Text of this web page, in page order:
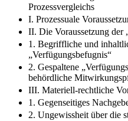
Prozessvergleichs
I. Prozessuale
II. Die Voraussetzung der
1. Begriffliche und
„Verfügungsbefugnis“
2. Gespaltene
behördliche
III. Materiell-rechtliche
1. Gegenseitiges
2. Ungewissheit über die